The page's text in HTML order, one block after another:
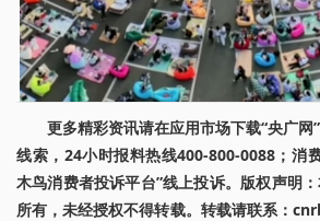
更多精彩资讯请在应用市场下载“央广
线索，24小时报料热线400-800-0088；消
木鸟消费者投诉平台”线上投诉。版权声明
所有，未经授权不得转载。转载请联系：